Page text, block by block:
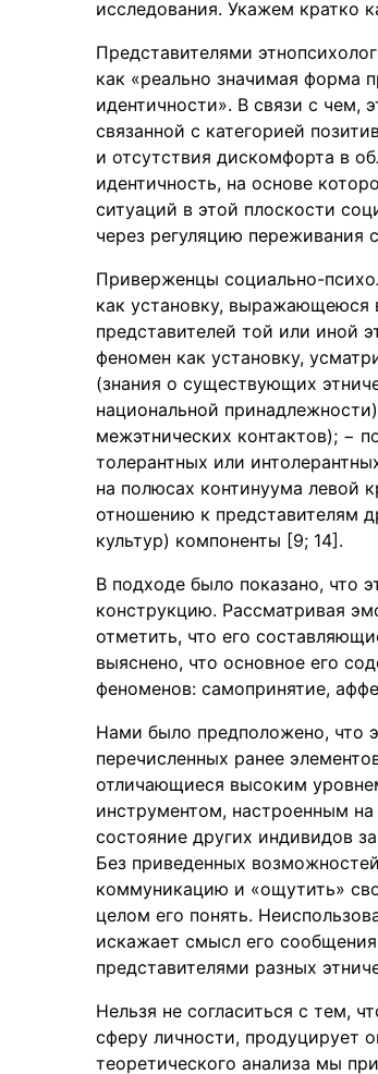
исследования. Укажем кратко
Представителями
как «реально значимая форма
идентичности». В связи с чем,
связанной с категорией
и отсутствия дискомфорта в
идентичность, на основе
ситуаций в этой плоскости
через регуляцию переживания
Приверженцы социально-
как установку, выражающеюся
представителей той или иной
феномен как установку,
(знания о существующих
национальной
межэтнических контактов); −
толерантных или
на полюсах континуума левой
отношению к представителям
культур) компоненты [9; 14].
В подходе было показано, что
конструкцию. Рассматривая
отметить, что его
выяснено, что основное его
феноменов: самопринятие,
Нами было предположено, что
перечисленных ранее
отличающиеся высоким
инструментом, настроенным
состояние других индивидов
Без приведенных
коммуникацию и «ощутить»
целом его понять.
искажает смысл его
представителями разных
Нельзя не согласиться с тем,
сферу личности, продуцирует
теоретического анализа мы